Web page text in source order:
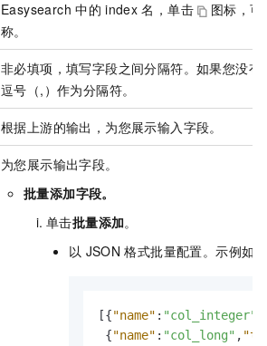
Easysearch 中的 index 名，单击
图标，
称。
非必填项，填写字段之间分隔符。如果您没
逗号（,）作为分隔符。
根据上游的输出，为您展示输入字段。
为您展示输出字段。
批量添加字段。
单击批量添加。
以 JSON 格式批量配置。示例如
[{"name" : "col_integer"
{"name" : "col_long" ,